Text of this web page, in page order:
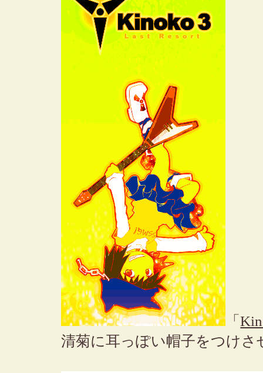
「
清菊に耳っぽい帽子をつけ